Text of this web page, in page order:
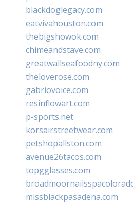
blackdoglegacy.com
eatvivahouston.com
thebigshowok.com
chimeandstave.com
greatwallseafoodny.com
theloverose.com
gabriovoice.com
resinflowart.com
p-sports.net
korsairstreetwear.com
petshopallston.com
avenue26tacos.com
topgglasses.com
missblackpasadena.com